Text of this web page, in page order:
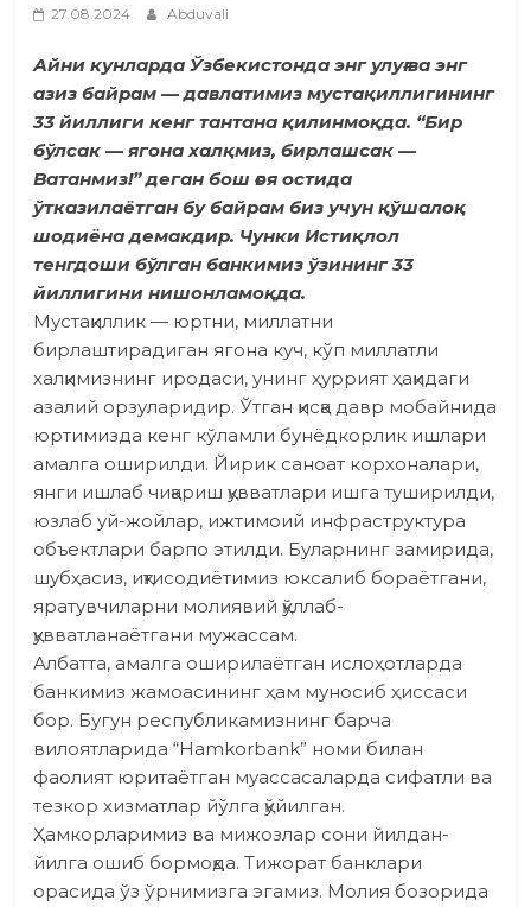
27.08.2024 Abduvali
Айни кунларда Ўзбекис­тонда энг улуғ ва энг
азиз байрам — давлатимиз мустақиллигининг
33 йиллиги кенг тантана қилинмоқда. “Бир
бўлсак — ягона халқмиз, бирлашсак —
Ватанмиз!” деган бош ғоя остида
ўтказилаётган бу байрам биз учун қўшалоқ
шодиёна демакдир. Чунки Истиқлол
тенгдоши бўлган банкимиз ўзининг 33
йиллигини нишонламоқда.
Мустақиллик — юртни, миллатни
бирлаштирадиган ягона куч, кўп миллатли
халқимизнинг иродаси, унинг ҳуррият ҳақи­даги
азалий орзуларидир. Ўтган қисқа давр мобайнида
юртимизда кенг кўламли бунёдкорлик ишлари
амалга оширилди. Йирик саноат корхоналари,
янги ишлаб чиқариш қувватлари ишга туширилди,
юзлаб уй-жойлар, ижтимоий инфраструктура
объектлари барпо этилди. Буларнинг замирида,
шубҳасиз, иқтисодиётимиз юксалиб бораётгани,
яратувчиларни молиявий қўллаб-
қувватланаётгани мужассам.
Албатта, амалга оширилаётган ислоҳотларда
банкимиз жамоасининг ҳам муносиб ҳиссаси
бор. Бугун республикамизнинг барча
вилоятларида “Hamkorbank” номи билан
фаолият юритаётган муассасаларда сифатли ва
тезкор хизматлар йўлга қўйилган.
Ҳамкорларимиз ва мижозлар сони йилдан-
йилга ошиб бормоқда. Тижорат банк­лари
орасида ўз ўрнимизга эгамиз. Молия бозорида